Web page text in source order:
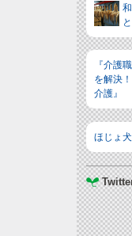
『介護
を解決
介護』
ほじょ